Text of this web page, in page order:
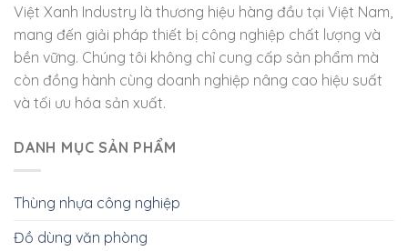
Việt Xanh Industry là thương hiệu hàng đầu tại Việt Nam,
mang đến giải pháp thiết bị công nghiệp chất lượng và
bền vững. Chúng tôi không chỉ cung cấp sản phẩm mà
còn đồng hành cùng doanh nghiệp nâng cao hiệu suất
và tối ưu hóa sản xuất.
DANH MỤC SẢN PHẨM
Thùng nhựa công nghiệp
Đồ dùng văn phòng